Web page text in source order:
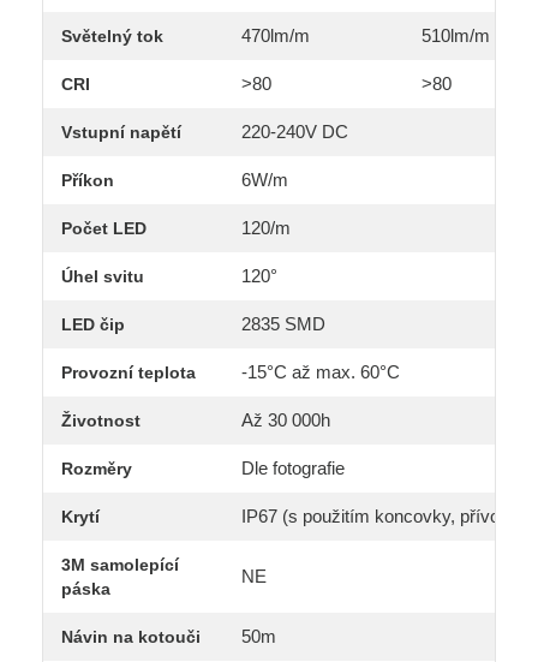
Světelný tok 470lm/m 510lm/m
CRI >80 >80
Vstupní napětí 220-240V DC
Příkon 6W/m
Počet LED 120/m
Úhel svitu 120°
LED čip 2835 SMD
Provozní teplota -15°C až max. 60°C
Životnost Až 30 000h
Rozměry Dle fotografie
Krytí IP67 (s použitím koncovky,
3M samolepící
páska
NE
Návin na kotouči 50m